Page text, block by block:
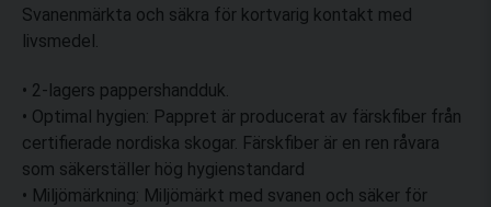
Svanenmärkta och säkra för kortvarig kontakt med
livsmedel.
• 2-lagers pappershandduk.
• Optimal hygien: Pappret är producerat av färskfiber från
certifierade nordiska skogar. Färskfiber är en ren råvara
som säkerställer hög hygienstandard
• Miljömärkning: Miljömärkt med svanen och säker för